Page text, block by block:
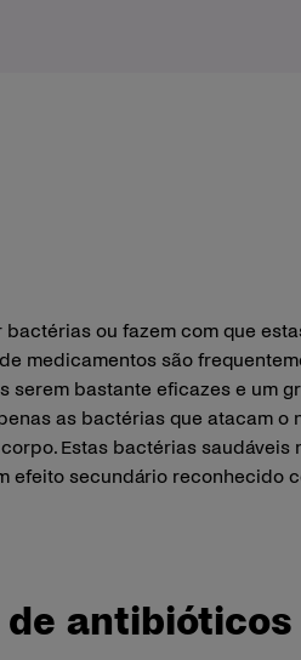
ou fazem com que
medicamentos são
bastante eficazes e um
as bactérias que atacam o
Estas bactérias saudáveis
efeito secundário reconhecido
de antibióticos